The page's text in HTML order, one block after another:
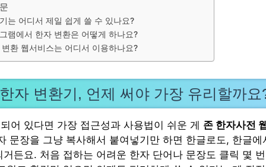
는 어디서 제일 쉽게 쓸 수 있나요?
램에서 한자 변환은 어떻게 하나요?
환 웹서비스는 어디서 이용하나요?
자 변환기, 언제 써야 가장 유리할까요
어 있다면 가장 접근성과 사용법이 쉬운 게 존 한자사전
문장을 그냥 복사해서 붙여넣기만 하면 한글로도, 한글에
거든요. 처음 접하는 어려운 한자 단어나 문장도 클릭 몇